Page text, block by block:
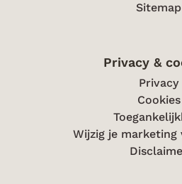
Sitemap
Privacy &
Privacy
Cookies
Wijzig je marketing